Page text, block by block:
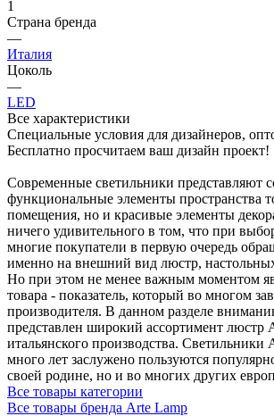
1
Страна бренда
—
Италия
Цоколь
—
LED
Все характеристики
Специальные условия для дизайнеров,
Бесплатно просчитаем ваш дизайн проект!
Современные светильники представляют
функциональные элементы пространства
помещения, но и красивые элементы
ничего удивительного в том, что при
многие покупатели в первую очередь
именно на внешний вид люстр,
Но при этом не менее важным моментом
товара - показатель, который во многом
производителя. В данном разделе
представлен широкий ассортимент люстр
итальянского производства. Светильники
много лет заслужено пользуются
своей родине, но и во многих других
Все товары категории
Все товары бренда Arte Lamp